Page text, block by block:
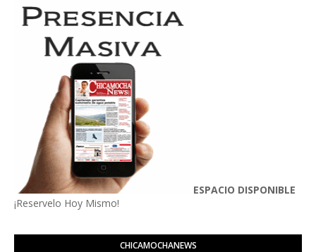
ESPACIO DISPONIBLE
¡Reservelo Hoy Mismo!
CHICAMOCHANEWS